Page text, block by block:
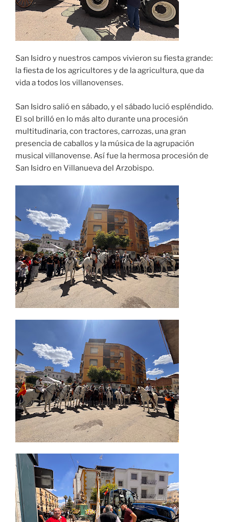
San Isidro y nuestros campos vivieron su fiesta grande:
la fiesta de los agricultores y de la agricultura, que da
vida a todos los villanovenses.
San Isidro salió en sábado, y el sábado lució espléndido.
El sol brilló en lo más alto durante una procesión
multitudinaria, con tractores, carrozas, una gran
presencia de caballos y la música de la agrupación
musical villanovense. Así fue la hermosa procesión de
San Isidro en Villanueva del Arzobispo.